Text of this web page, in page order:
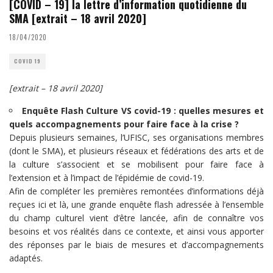
[COVID – 19] la lettre d’information quotidienne du
SMA [extrait – 18 avril 2020]
18/04/2020
COVID 19
[extrait – 18 avril 2020]
Enquête Flash Culture VS covid-19 : quelles mesures et
quels accompagnements pour faire face à la crise ?
Depuis plusieurs semaines, l’UFISC, ses organisations membres
(dont le SMA), et plusieurs réseaux et fédérations des arts et de
la culture s’associent et se mobilisent pour faire face à
l’extension et à l’impact de l’épidémie de covid-19.
Afin de compléter les premières remontées d’informations déjà
reçues ici et là, une grande enquête flash adressée à l’ensemble
du champ culturel vient d’être lancée, afin de connaître vos
besoins et vos réalités dans ce contexte, et ainsi vous apporter
des réponses par le biais de mesures et d’accompagnements
adaptés.